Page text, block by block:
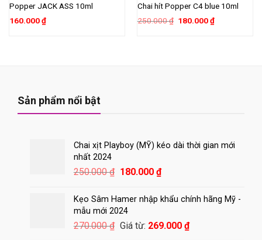
Popper JACK ASS 10ml
160.000₫
Chai hít Popper C4 blue 10ml
250.000₫ Giá
180.000₫Giá
hiện
Sản phẩm nổi bật
Chai xịt Playboy (MỸ) kéo dài thời gian mới
nhất 2024
250.000₫ Giá
là:
250.000 ₫.
180.000 ₫Giá
tại
180.000 ₫.
Kẹo Sâm Hamer nhập khẩu chính hãng Mỹ -
mẫu mới 2024
270.000₫ Giá từ: 269.000 ₫